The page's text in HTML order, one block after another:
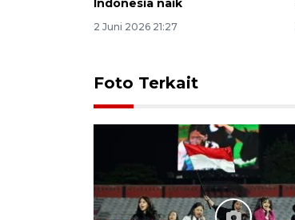
Indonesia naik
2 Juni 2026 21:27
Foto Terkait